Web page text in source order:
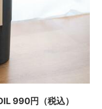
990円（税込）